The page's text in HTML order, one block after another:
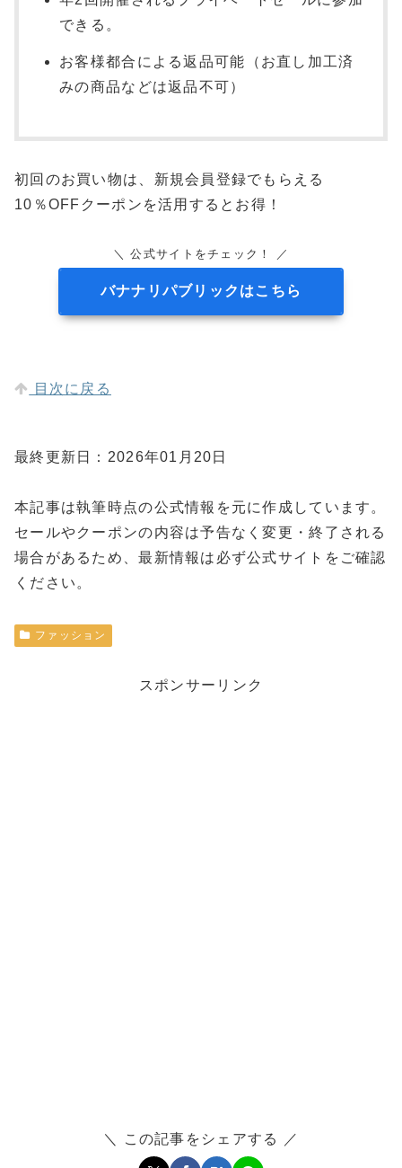
できる。
お客様都合による返品可能（お直し加工済
みの商品などは返品不可）
初回のお買い物は、新規会員登録でもらえる
10％OFFクーポンを活用するとお得！
＼ 公式サイトをチェック！ ／
バナナリパブリックはこちら
目次に戻る
最終更新日：2026年01月20日
本記事は執筆時点の公式情報を元に作成しています。
セールやクーポンの内容は予告なく変更・終了される
場合があるため、最新情報は必ず公式サイトをご確認
ください。
ファッション
スポンサーリンク
＼ この記事をシェアする ／